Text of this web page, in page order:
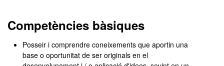
Competències bàsiques
Posseir i comprendre coneixements que aportin una
base o oportunitat de ser originals en el